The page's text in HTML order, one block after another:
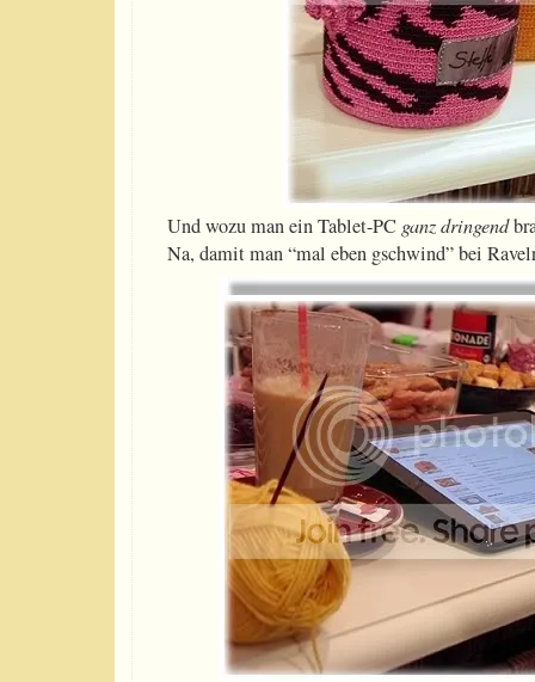
Und wozu man ein Tablet-PC ganz dringend
Na, damit man “mal eben gschwind” bei